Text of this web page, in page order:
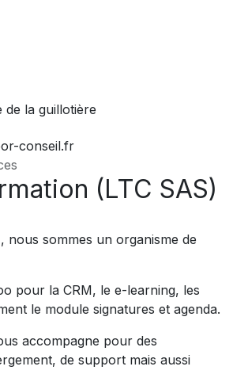
de la guillotière
conseil.fr
(LTC SAS)
nous sommes un organisme de
pour la CRM, le e-learning, les
le module signatures et agenda.
accompagne pour des
de support mais aussi